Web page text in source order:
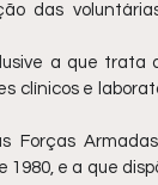
das
a que trata
clínicos e
Forças
e a que